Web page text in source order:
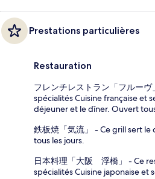
Prestations particulières
Restauration
フレンチレストラン「フルー
spécialités Cuisine française et
déjeuner et le dîner. Ouvert
鉄板焼「気流」 - Ce grill sert
tous les jours.
日本料理「大阪 浮橋」 - Ce
spécialités Cuisine japonaise et